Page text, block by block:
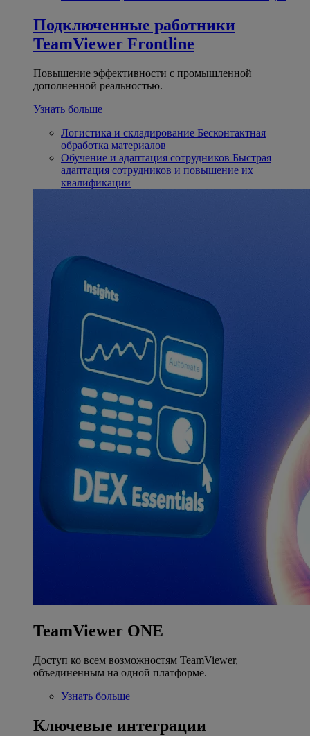
Подключенные работники
TeamViewer Frontline
Повышение эффективности с промышленной
дополненной реальностью.
Узнать больше
Логистика и складирование Бесконтактная
обработка материалов
Обучение и адаптация сотрудников Быстрая
адаптация сотрудников и повышение их
квалификации
TeamViewer ONE
Доступ ко всем возможностям TeamViewer,
объединенным на одной платформе.
Узнать больше
Ключевые интеграции